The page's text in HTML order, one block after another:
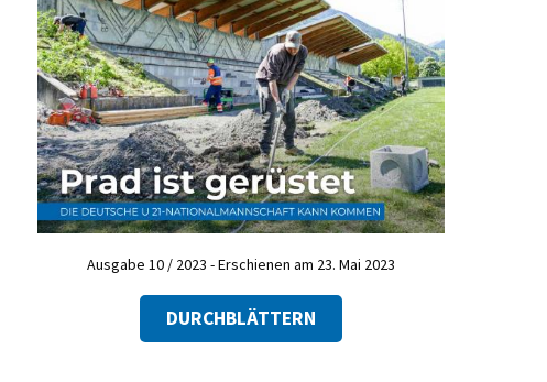
Ausgabe 10 / 2023 - Erschienen am 23. Mai 2023
DURCHBLÄTTERN